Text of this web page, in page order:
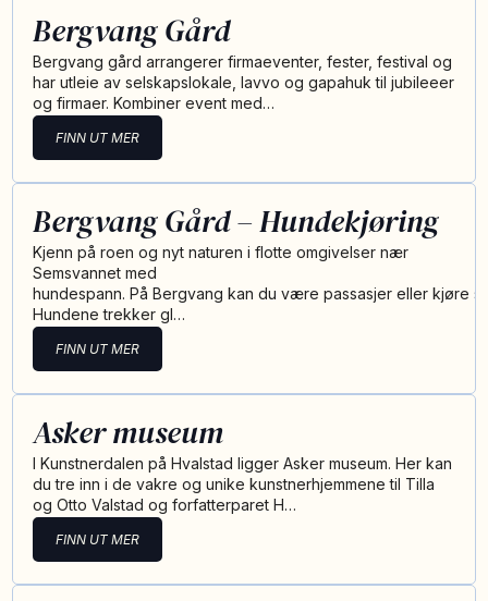
Bergvang Gård
Bergvang gård arrangerer firmaeventer, fester, festival og
har utleie av selskapslokale, lavvo og gapahuk til jubileeer
og firmaer. Kombiner event med…
FINN UT MER
Bergvang Gård – Hundekjøring
Kjenn på roen og nyt naturen i flotte omgivelser nær
Semsvannet med
hundespann. På Bergvang kan du være passasjer eller kjøre
Hundene trekker gl…
FINN UT MER
Asker museum
I Kunstnerdalen på Hvalstad ligger Asker museum. Her kan
du tre inn i de vakre og unike kunstnerhjemmene til Tilla
og Otto Valstad og forfatterparet H…
FINN UT MER